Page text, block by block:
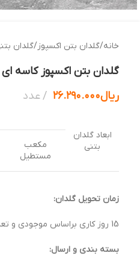
خانه/گلدان بتن اکسپوز/گلدان
گلدان بتن اکسپوز کاسه ای سایز
ریال۲۶.۲۹۰.۰۰۰ عدد
ابعاد گلدان
بتنی
مکعب
مستطیل
زمان تحویل گلدان:
15 روز کاری براساس موجودی و تعداد سفارش
بسته بندی و ارسال: